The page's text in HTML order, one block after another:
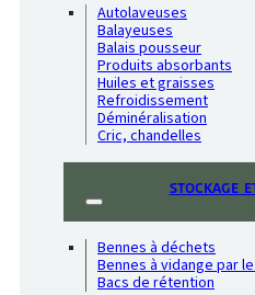
Autolaveuses
Balayeuses
Balais pousseur
Produits absorbants
Huiles et graisses
Refroidissement
Déminéralisation
Cric, chandelles
STOCKAGE
Bennes à déchets
Bennes à vidange par
Bacs de rétention